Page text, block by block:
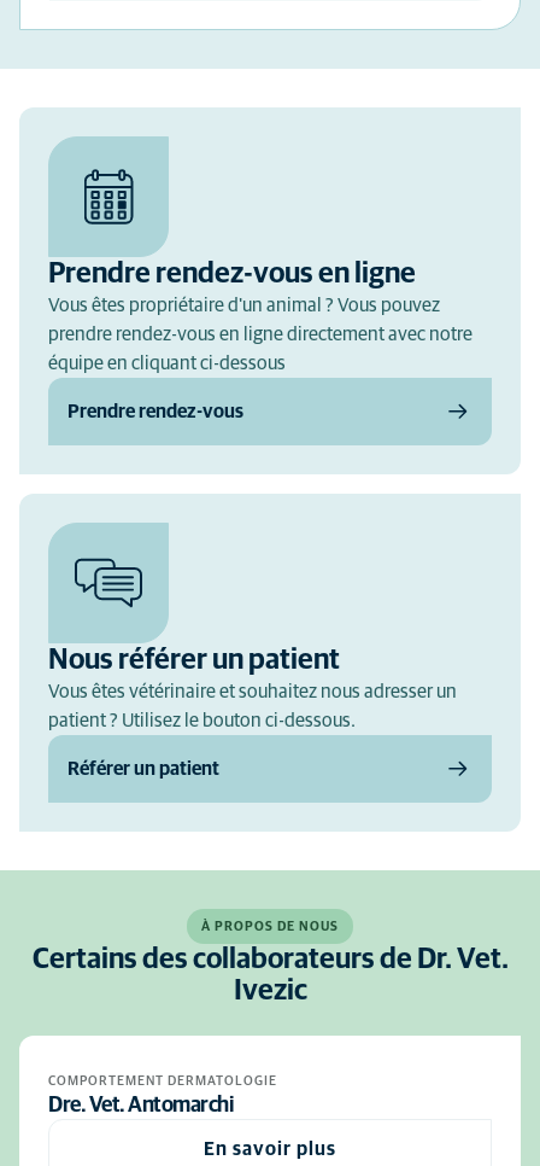
Prendre rendez-vous en ligne
Vous êtes propriétaire d'un animal ? Vous pouvez
prendre rendez-vous en ligne directement avec notre
équipe en cliquant ci-dessous
Prendre rendez-vous
Nous référer un patient
Vous êtes vétérinaire et souhaitez nous adresser un
patient ? Utilisez le bouton ci-dessous.
Référer un patient
À PROPOS DE NOUS
Certains des collaborateurs de Dr. Vet.
Ivezic
COMPORTEMENT DERMATOLOGIE
Dre. Vet. Antomarchi
En savoir plus